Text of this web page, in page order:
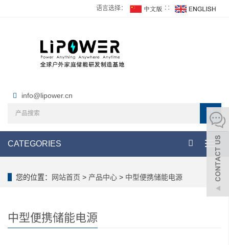
语言选择： ∷
info@lipower.cn
CATEGORIES
您的位置： 网站首页 > 产品中心 > 中型便携储能电源
中型便携储能电源